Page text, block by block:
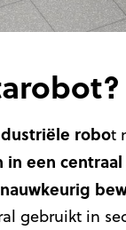
robot
in een
gebruikt in